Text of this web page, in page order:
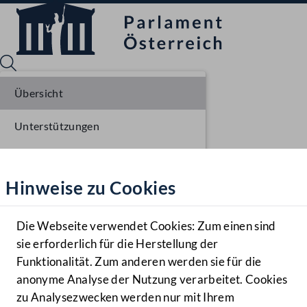
Hilfe
Benutzer
Navigationsmenü öffnen
MENÜ
Hinweise zu Cookies
Die Webseite verwendet Cookies: Zum einen sind
sie erforderlich für die Herstellung der
Funktionalität. Zum anderen werden sie für die
anonyme Analyse der Nutzung verarbeitet. Cookies
zu Analysezwecken werden nur mit Ihrem
Übersicht
Unterstützungen
Parlamentarisches Verfahren
Einlangen NR
Ausschussberatungen NR
Plenarberatungen NR